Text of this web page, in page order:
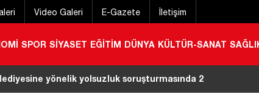
Video Galeri E-Gazete İletişim
SPOR SİYASET EĞİTİM DÜNYA KÜLTÜR-SANAT
uğradı |